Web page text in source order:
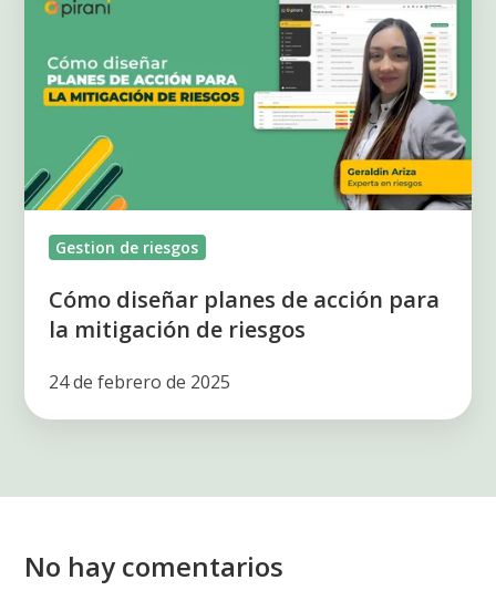
acción
mitigación
riesgos
Gestion de riesgos
Cómo diseñar planes de acción para
la mitigación de riesgos
24 de febrero de 2025
No hay comentarios